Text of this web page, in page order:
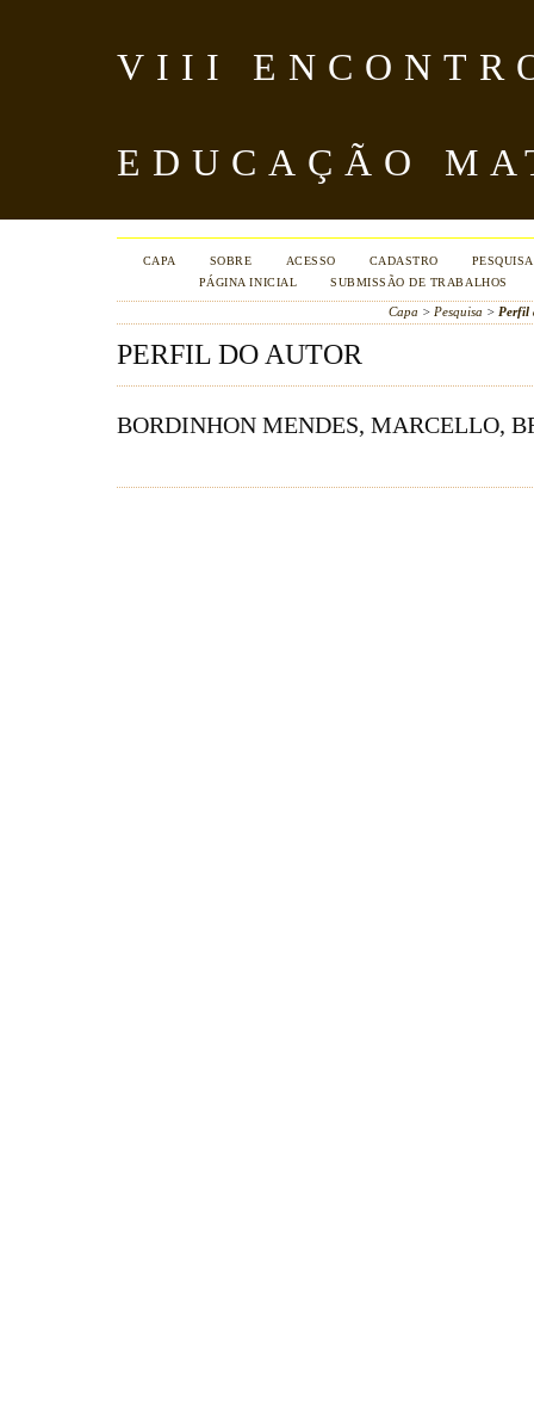
VIII
EDUCAÇÃO
CAPA SOBRE ACESSO CADASTRO
PESQUISA
PÁGINA INICIAL
SUBMISSÃO DE TRABALHOS
Capa > Pesquisa > Perfil
PERFIL DO AUTOR
BORDINHON MENDES, MARCELLO,